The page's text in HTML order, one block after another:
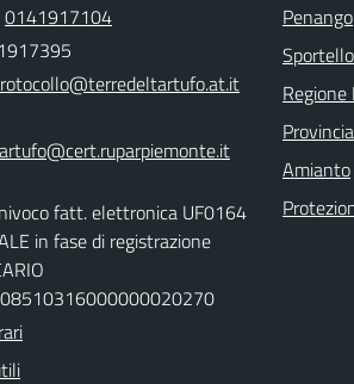
0141917104
fatt. elettronica UF0164
in fase di registrazione
Penango
Amianto